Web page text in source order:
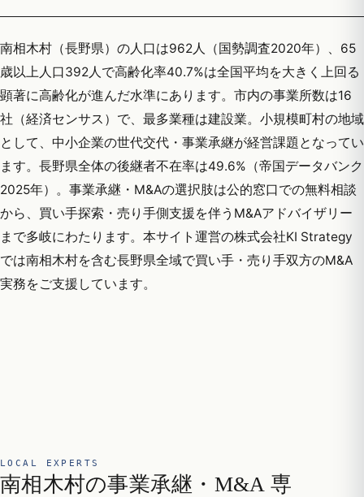
南相木村（長野県）の人口は962人（国勢調査2020年）、65
歳以上人口392人で高齢化率40.7%は全国平均を大きく上回る
顕著に高齢化が進んだ水準にあります。市内の事業所数は16
社（経済センサス）で、最多業種は建設業。小規模町村の地域
として、中小企業の世代交代・事業承継が経営課題となってい
ます。長野県全体の後継者不在率は49.6%（帝国データバンク
2025年）。事業承継・M&Aの選択肢は公的窓口での無料相談
から、買い手探索・売り手側支援を伴うM&Aアドバイザリー
まで多岐にわたります。本サイト運営の株式会社KI Strategy
では南相木村を含む長野県全域で買い手・売り手双方のM&A
実務をご支援しています。
LOCAL EXPERTS
南相木村の事業承継・M&A 専